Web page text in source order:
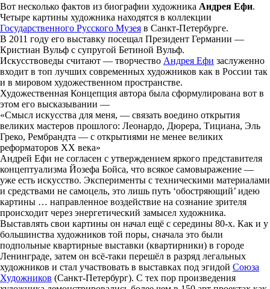
Вот несколько фактов из биографии художника Андрея Ефи.
Четыре картины художника находятся в коллекции
Государственного Русского Музея в Санкт-Петербурге.
В 2011 году его выставку посещал Президент Германии —
Кристиан Вульф с супругой Бетиной Вульф.
Искусствоведы считают — творчество Андрея Ефи заслуженно
входит в топ лучших современных художников как в России так
и в мировом художественном пространстве.
Художественная Концепция автора была сформулирована вот в
этом его высказывании —
«Смысл искусства для меня, — связать воедино открытия
великих мастеров прошлого: Леонардо, Дюрера, Тициана, Эль
Греко, Рембрандта — с открытиями не менее великих
реформаторов XX века»
Андрей Ефи не согласен с утверждением яркого представителя
концептуализма Йозефа Бойса, что всякое самовыражение —
уже есть искусство. Эксперименты с техническими материалами
и средствами не самоцель, это лишь путь ‘обостряющий’ идею
картины … направленное воздействие на сознание зрителя
происходит через энергетический замысел художника.
Выставлять свои картины он начал ещё с середины 80-х. Как и у
большинства художников той поры, сначала это были
подпольные квартирные выставки (квартирники) в городе
Ленинграде, затем он всё-таки перешёл в разряд легальных
художников и стал участвовать в выставках под эгидой Союза
Художников (Санкт-Петербург). С тех пор произведения